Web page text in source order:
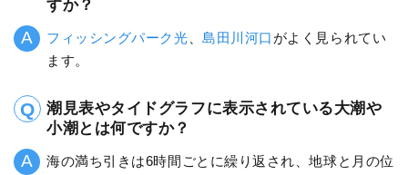
すか？
フィッシングパーク光、島田川河口 がよく見られてい
ます。
潮見表やタイドグラフに表示されている大潮や
小潮とは何ですか？
海の満ち引きは6時間ごとに繰り返され、地球と月の位